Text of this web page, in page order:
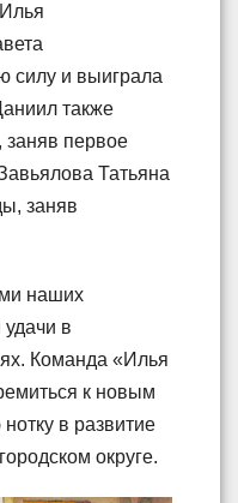
силу и выиграла
также
заняв первое
Татьяна
заняв
наших
в
Команда «Илья
к новым
в развитие
округе.